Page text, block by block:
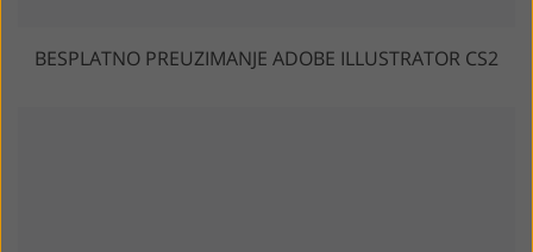
BESPLATNO PREUZIMANJE ADOBE ILLUSTRATOR CS2